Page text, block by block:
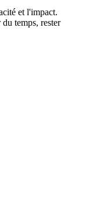
et l'impact.
temps, rester